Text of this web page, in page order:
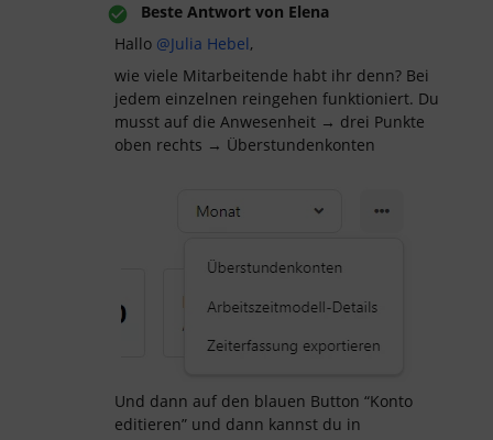
Beste Antwort von Elena
Hallo @Julia Hebel,
wie viele Mitarbeitende habt ihr denn? Bei
jedem einzelnen reingehen funktioniert. Du
musst auf die Anwesenheit → drei Punkte
oben rechts → Überstundenkonten
Und dann auf den blauen Button “Konto
editieren” und dann kannst du in